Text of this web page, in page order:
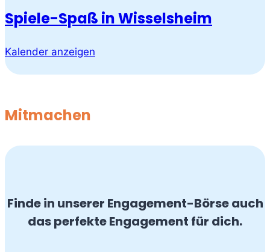
Spiele-Spaß in Wisselsheim
Kalender anzeigen
Mitmachen
Finde in unserer Engagement-Börse auch
das perfekte Engagement für dich.